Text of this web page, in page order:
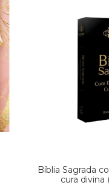
Bíblia Sagrada
cura divina